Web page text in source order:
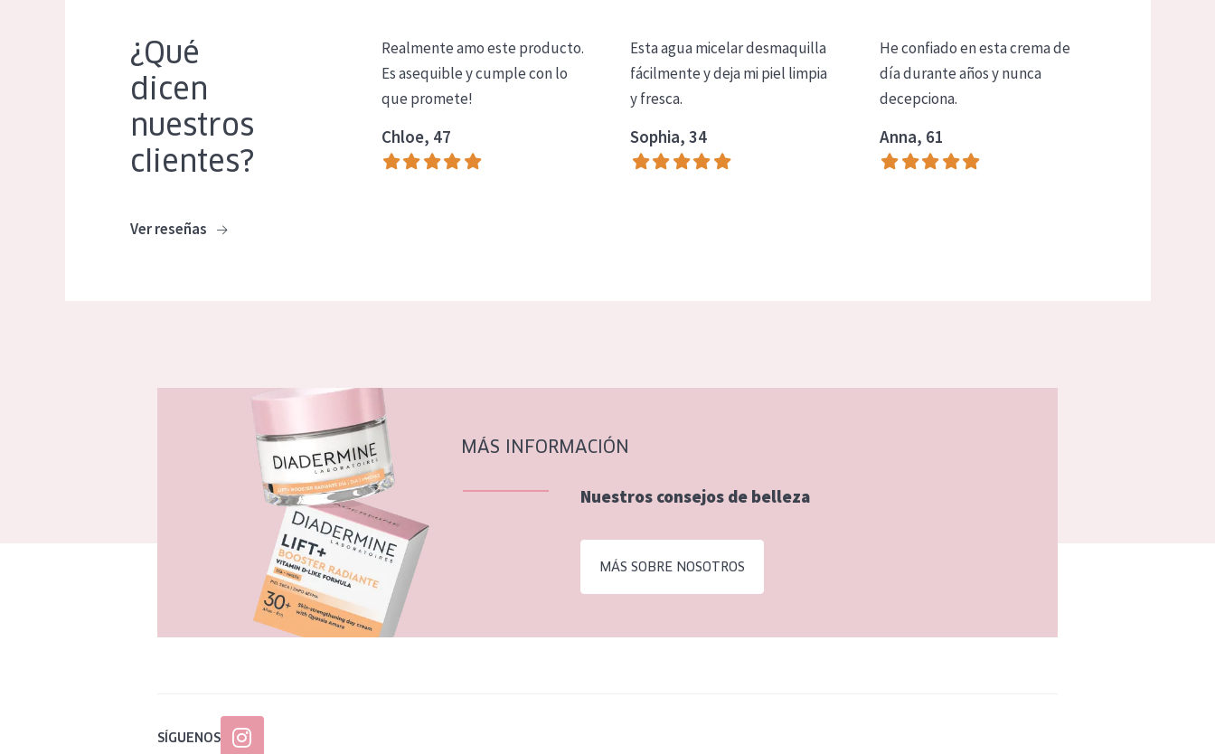
¿Qué
dicen
nuestros
clientes?
Ver reseñas
Realmente amo este producto.
Es asequible y cumple con lo
que promete!
Chloe, 47
Esta agua micelar desmaquilla
fácilmente y deja mi piel limpia
y fresca.
Sophia, 34
He confiado en esta crema de
día durante años y nunca
decepciona.
Anna, 61
MÁS INFORMACIÓN
Nuestros consejos de belleza
MÁS SOBRE NOSOTROS
SÍGUENOS